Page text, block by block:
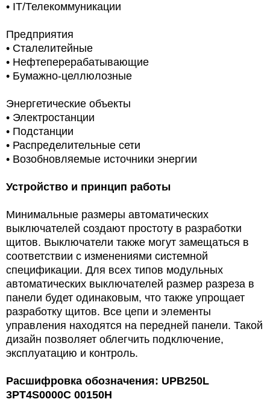
• IT/Телекоммуникации
Предприятия
• Сталелитейные
• Нефтеперерабатывающие
• Бумажно-целлюлозные
Энергетические объекты
• Электростанции
• Подстанции
• Распределительные сети
• Возобновляемые источники энергии
Устройство и принцип работы
Минимальные размеры автоматических
выключателей создают простоту в разработки
щитов. Выключатели также могут замещаться в
соответствии с изменениями системной
спецификации. Для всех типов модульных
автоматических выключателей размер разреза в
панели будет одинаковым, что также упрощает
разработку щитов. Все цепи и элементы
управления находятся на передней панели. Такой
дизайн позволяет облегчить подключение,
эксплуатацию и контроль.
Расшифровка обозначения: UPB250L
3PT4S0000C 00150H